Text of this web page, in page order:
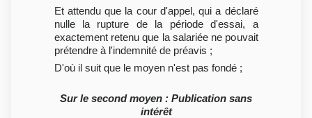
Et attendu que la cour d'appel, qui a déclaré
nulle la rupture de la période d'essai, a
exactement retenu que la salariée ne pouvait
prétendre à l'indemnité de préavis ;
D'où il suit que le moyen n'est pas fondé ;
Sur le second moyen : Publication sans
intérêt